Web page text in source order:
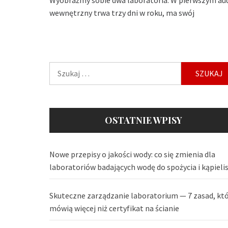
wewnętrzny trwa trzy dni w roku, ma swój
OSTATNIE WPISY
Nowe przepisy o jakości wody: co się zmienia dla
laboratoriów badających wodę do spożycia i
Skuteczne zarządzanie laboratorium — 7 zasad,
mówią więcej niż certyfikat na ścianie